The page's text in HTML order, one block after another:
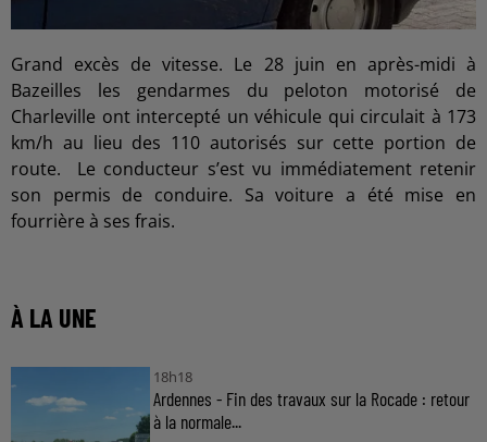
Grand excès de vitesse. Le 28 juin en après-midi à
Bazeilles les gendarmes du peloton motorisé de
Charleville ont intercepté un véhicule qui circulait à 173
km/h au lieu des 110 autorisés sur cette portion de
route. Le conducteur s’est vu immédiatement retenir
son permis de conduire. Sa voiture a été mise en
fourrière à ses frais.
À LA UNE
18h18
Ardennes - Fin des travaux sur la Rocade : retour
à la normale...